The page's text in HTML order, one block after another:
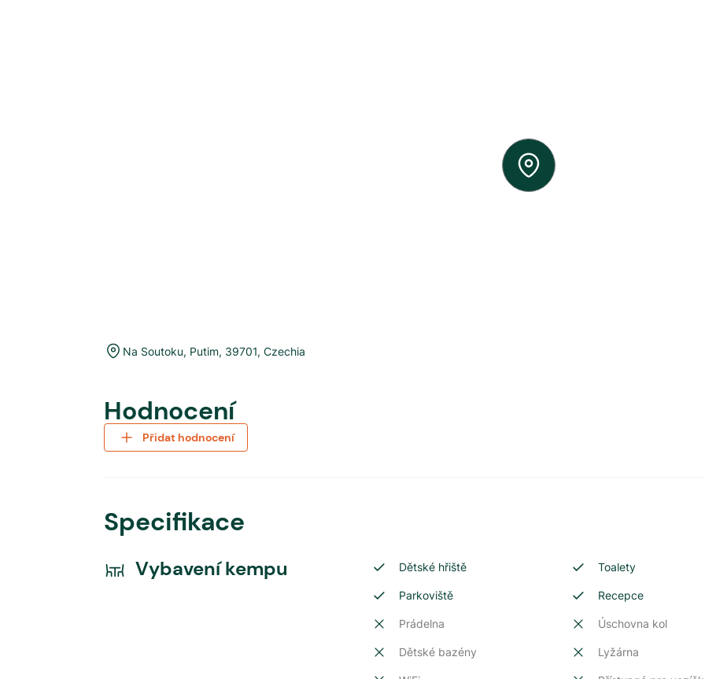
Na Soutoku, Putim, 39701, Czechia
Hodnocení
Přidat hodnocení
Specifikace
Vybavení kempu Dětské hřiště Toalety
Parkoviště Recepce
Prádelna Úschovna kol
Dětské bazény Lyžárna